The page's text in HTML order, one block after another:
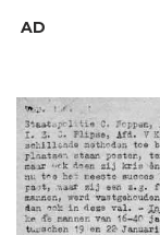
AD